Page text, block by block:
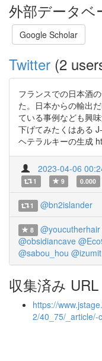
外部データベ
Google Scholar
Twitter (2
フランスでの日本酒
た。日本からの輸出
ている事例なども興
下げてみたくはある
ヘテラルキーの生成
2023-04-06
1 9 0.000
1 @bn2islander
8 @youcutherhair
@obsidiancave
@sabou_hou @izumit
収集済み URL
https://
2/40_75/_article/-